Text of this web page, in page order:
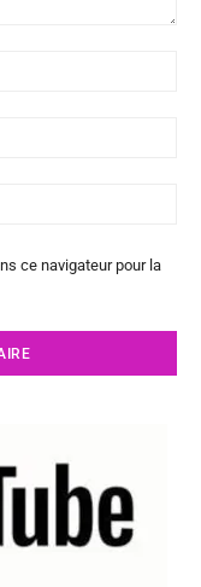
ce navigateur pour la